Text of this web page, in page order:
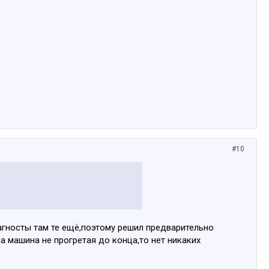
#10
там те ещё,поэтому решил предварительно
машина не прогретая до конца,то нет никаких